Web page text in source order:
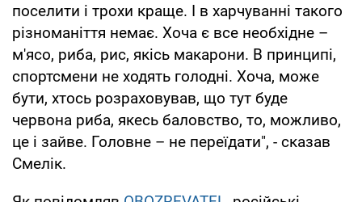
поселити і трохи краще. І в харчуванні такого
різноманіття немає. Хоча є все необхідне –
м'ясо, риба, рис, якісь макарони. В принципі,
спортсмени не ходять голодні. Хоча, може
бути, хтось розраховував, що тут буде
червона риба, якесь баловство, то, можливо,
це і зайве. Головне – не переїдати", - сказав
Смелік.